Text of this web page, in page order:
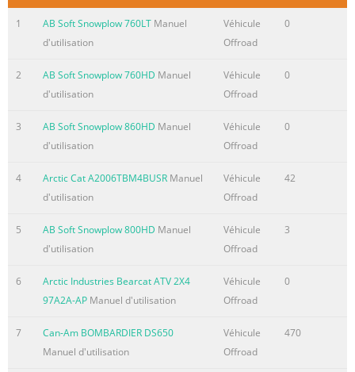
1 AB Soft Snowplow 760LT Manuel
d'utilisation
Véhicule
Offroad
0
2 AB Soft Snowplow 760HD Manuel
d'utilisation
Véhicule
Offroad
0
3 AB Soft Snowplow 860HD Manuel
d'utilisation
Véhicule
Offroad
0
4 Arctic Cat A2006TBM4BUSR Manuel
d'utilisation
Véhicule
Offroad
42
5 AB Soft Snowplow 800HD Manuel
d'utilisation
Véhicule
Offroad
3
6
Arctic Industries Bearcat ATV 2X4
97A2A-AP Manuel d'utilisation
Véhicule
Offroad
0
7
Can-Am BOMBARDIER DS650
Manuel d'utilisation
Véhicule
Offroad
470